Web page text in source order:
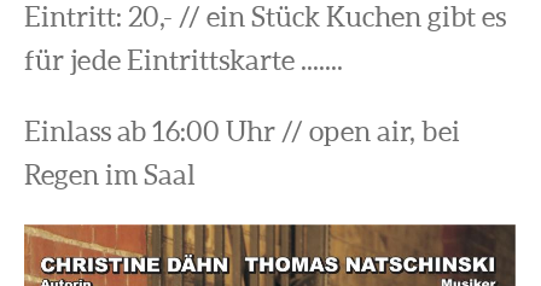
Eintritt: 20,- // ein Stück Kuchen gibt es
für jede Eintrittskarte .......
Einlass ab 16:00 Uhr // open air, bei
Regen im Saal